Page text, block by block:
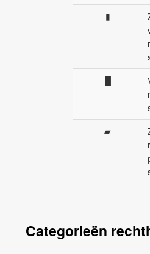
▮
▰
Categorieën